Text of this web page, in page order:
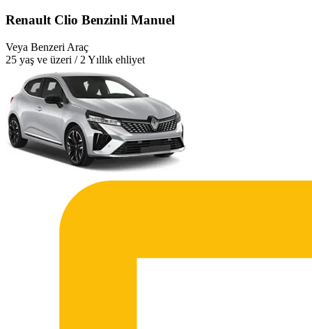
Renault Clio Benzinli Manuel
Veya Benzeri Araç
25 yaş ve üzeri / 2 Yıllık ehliyet